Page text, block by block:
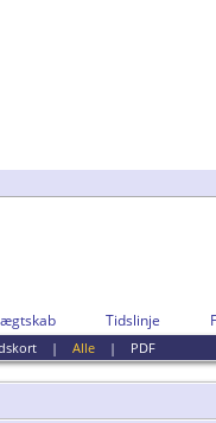
Tidslinje
| Alle| PDF